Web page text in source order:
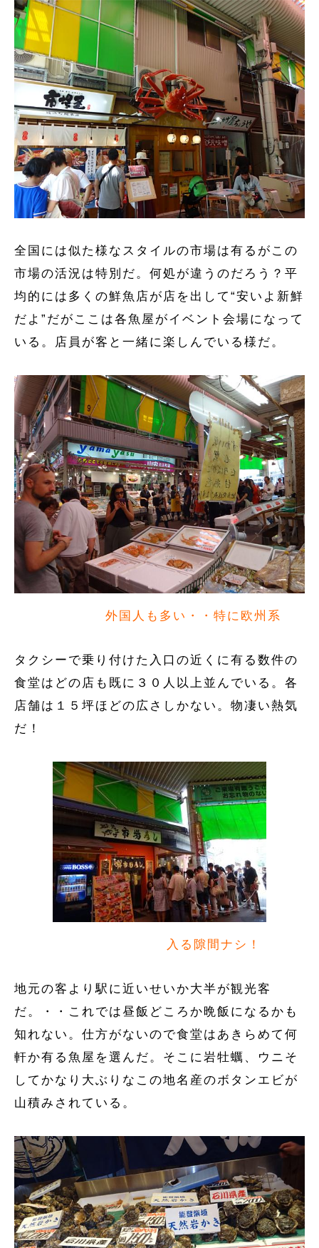
全国には似た様なスタイルの市場は有るがこの
市場の活況は特別だ。何処が違うのだろう？平
均的には多くの鮮魚店が店を出して“安いよ新鮮
だよ”だがここは各魚屋がイベント会場になって
いる。店員が客と一緒に楽しんでいる様だ。
外国人も多い・・特に欧州系
タクシーで乗り付けた入口の近くに有る数件の
食堂はどの店も既に３０人以上並んでいる。各
店舗は１５坪ほどの広さしかない。物凄い熱気
だ！
入る隙間ナシ！
地元の客より駅に近いせいか大半が観光客
だ。・・これでは昼飯どころか晩飯になるかも
知れない。仕方がないので食堂はあきらめて何
軒か有る魚屋を選んだ。そこに岩牡蠣、ウニそ
してかなり大ぶりなこの地名産のボタンエビが
山積みされている。